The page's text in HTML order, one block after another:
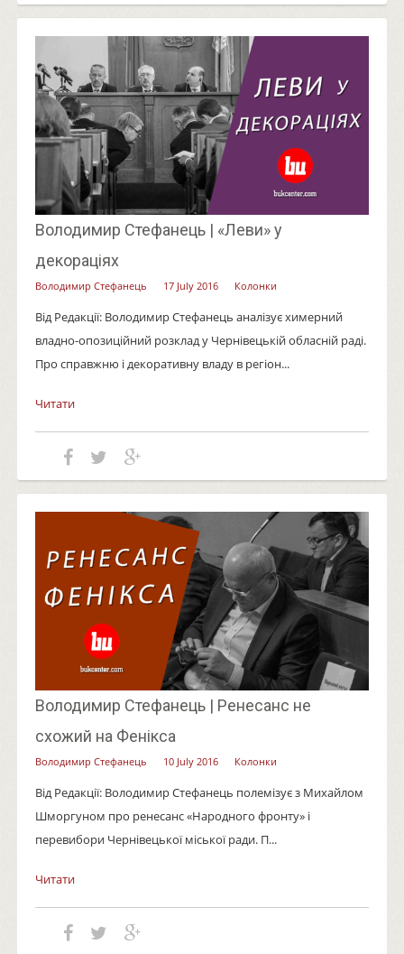
Володимир Стефанець | «Леви» у
декораціях
Володимир Стефанець 17 July 2016 Колонки
Від Редакції: Володимир Стефанець аналізує химерний
владно-опозиційний розклад у Чернівецькій обласній раді.
Про справжню і декоративну владу в регіон...
Читати
Володимир Стефанець | Ренесанс не
схожий на Фенікса
Володимир Стефанець 10 July 2016 Колонки
Від Редакції: Володимир Стефанець полемізує з Михайлом
Шморгуном про ренесанс «Народного фронту» і
перевибори Чернівецької міської ради. П...
Читати